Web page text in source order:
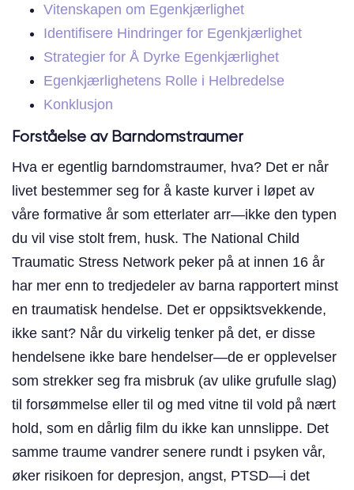
Vitenskapen om Egenkjærlighet
Identifisere Hindringer for Egenkjærlighet
Strategier for Å Dyrke Egenkjærlighet
Egenkjærlighetens Rolle i Helbredelse
Konklusjon
Forståelse av Barndomstraumer
Hva er egentlig barndomstraumer, hva? Det er når
livet bestemmer seg for å kaste kurver i løpet av
våre formative år som etterlater arr—ikke den typen
du vil vise stolt frem, husk. The National Child
Traumatic Stress Network peker på at innen 16 år
har mer enn to tredjedeler av barna rapportert minst
en traumatisk hendelse. Det er oppsiktsvekkende,
ikke sant? Når du virkelig tenker på det, er disse
hendelsene ikke bare hendelser—de er opplevelser
som strekker seg fra misbruk (av ulike grufulle slag)
til forsømmelse eller til og med vitne til vold på nært
hold, som en dårlig film du ikke kan unnslippe. Det
samme traume vandrer senere rundt i psyken vår,
øker risikoen for depresjon, angst, PTSD—i det